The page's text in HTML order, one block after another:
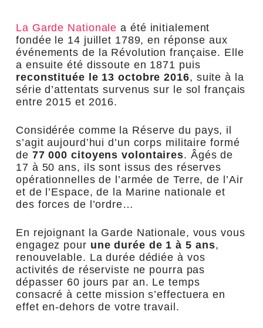
La Garde Nationale a été initialement
fondée le 14 juillet 1789, en réponse aux
événements de la Révolution française. Elle
a ensuite été dissoute en 1871 puis
reconstituée le 13 octobre 2016, suite à la
série d’attentats survenus sur le sol français
entre 2015 et 2016.
Considérée comme la Réserve du pays, il
s’agit aujourd’hui d’un corps militaire formé
de 77 000 citoyens volontaires. Âgés de
17 à 50 ans, ils sont issus des réserves
opérationnelles de l’armée de Terre, de l’Air
et de l’Espace, de la Marine nationale et
des forces de l’ordre…
En rejoignant la Garde Nationale, vous vous
engagez pour une durée de 1 à 5 ans,
renouvelable. La durée dédiée à vos
activités de réserviste ne pourra pas
dépasser 60 jours par an. Le temps
consacré à cette mission s’effectuera en
effet en-dehors de votre travail.